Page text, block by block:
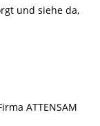
und siehe da,
ATTENSAM